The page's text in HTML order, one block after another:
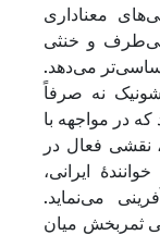
معناداری
بی‌طرف و خنثی
می‌دهد.
نه صرفاً
در مواجهه با
نقشی فعال در
ایرانی،
می‌نماید.
ثمربخش میان